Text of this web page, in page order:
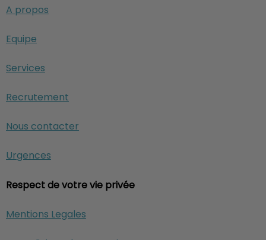
A propos
Equipe
Services
Recrutement
Nous contacter
Urgences
Respect de votre vie privée
Mentions Legales